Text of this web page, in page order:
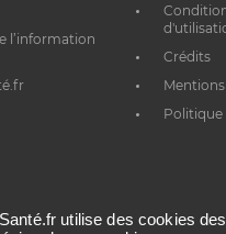
l’information
Crédits
utilise des cookies